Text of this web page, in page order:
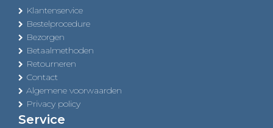
Klantenservice
Bestelprocedure
Bezorgen
Betaalmethoden
Retourneren
Contact
Algemene voorwaarden
Privacy policy
Service